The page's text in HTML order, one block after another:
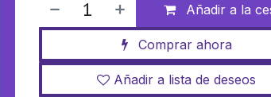
Añadir a la
Comprar ahora
Añadir a lista de deseos